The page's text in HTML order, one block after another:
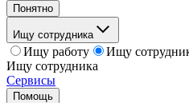
Понятно
Ищу сотрудника
Ищу работу
Ищу
Ищу сотрудника
Сервисы
Помощь